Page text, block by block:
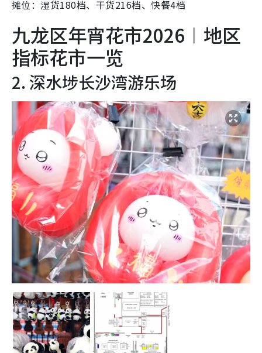
摊位：湿货180档、干货216档、快餐4档
九龙区年宵花市2026︱地区
指标花市一览
2. 深水埗长沙湾游乐场